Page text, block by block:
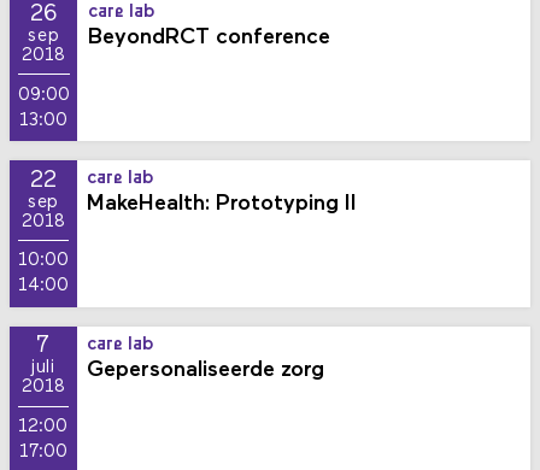
26
sep
2018
09:00
13:00
care lab
BeyondRCT conference
22
sep
2018
10:00
14:00
care lab
MakeHealth: Prototyping II
7
juli
2018
12:00
17:00
care lab
Gepersonaliseerde zorg